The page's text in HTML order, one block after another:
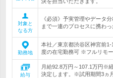
対象と
なる方
《必須》予実管理やデータ
まで一連のプロセスに携わ
勤務地
本社／東京都渋谷区神宮前
度の在宅勤務可 ※フルリモ
給与
月給92.8万円～107.1万円※
決定します。※試用期間3ヵ